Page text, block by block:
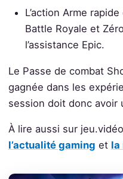
L’action Arme
Battle Royale et
l’assistance Epic.
Le Passe de combat
gagnée dans les
session doit donc avoir
À lire aussi sur
l’actualité gaming et la